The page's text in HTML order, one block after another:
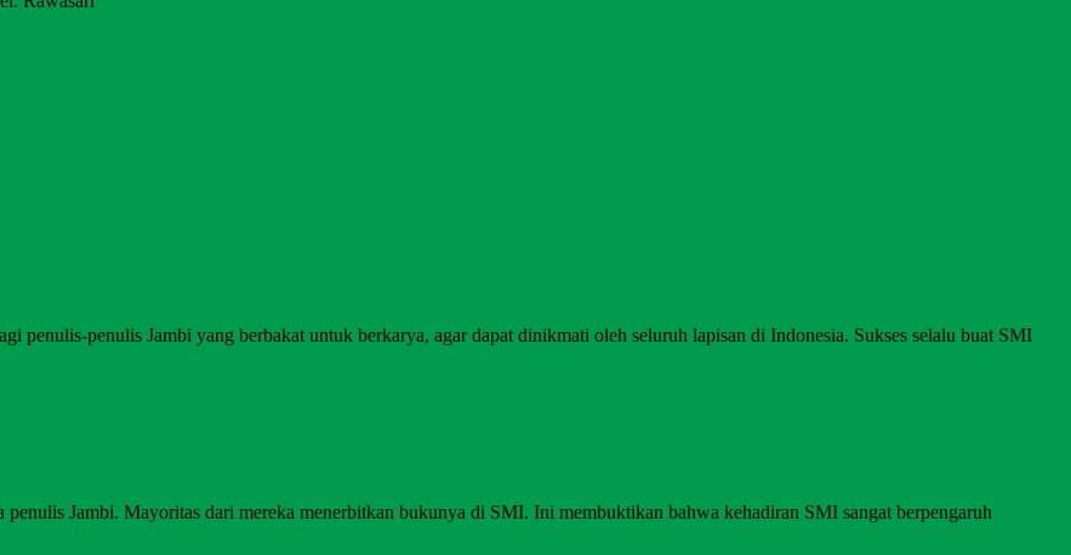
penulis-penulis Jambi yang berbakat untuk berkarya, agar dapat dinikmati oleh seluruh lapisan di Indonesia. Sukses selalu buat SMI
Jambi. Mayoritas dari mereka menerbitkan bukunya di SMI. Ini membuktikan bahwa kehadiran SMI sangat berpengaruh